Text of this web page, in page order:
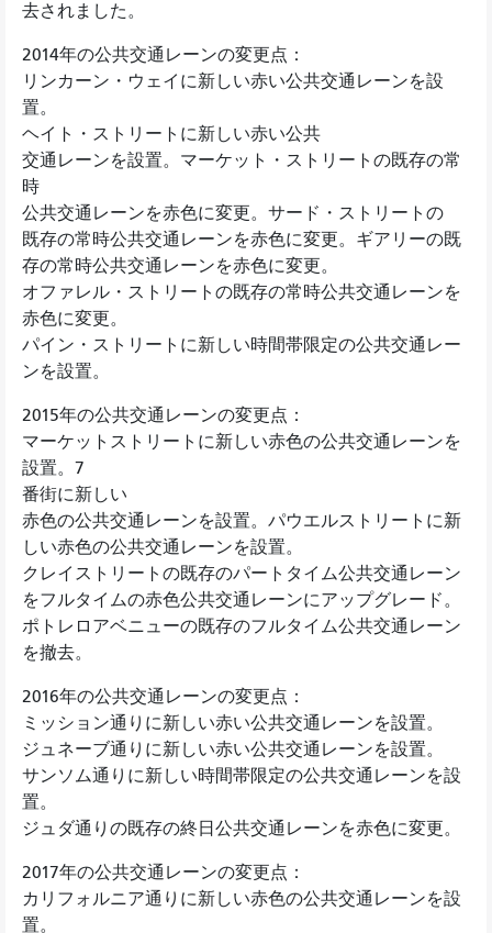
去されました。
2014年の公共交通レーンの変更点：
リンカーン・ウェイに新しい赤い公共交通レーンを設
置。
ヘイト・ストリートに新しい赤い公共
交通レーンを設置。マーケット・ストリートの既存の常
時
公共交通レーンを赤色に変更。サード・ストリートの
既存の常時公共交通レーンを赤色に変更。ギアリーの既
存の常時公共交通レーンを赤色に変更。
オファレル・ストリートの既存の常時公共交通レーンを
赤色に変更。
パイン・ストリートに新しい時間帯限定の公共交通レー
ンを設置。
2015年の公共交通レーンの変更点：
マーケットストリートに新しい赤色の公共交通レーンを
設置。7
番街に新しい
赤色の公共交通レーンを設置。パウエルストリートに新
しい赤色の公共交通レーンを設置。
クレイストリートの既存のパートタイム公共交通レーン
をフルタイムの赤色公共交通レーンにアップグレード。
ポトレロアベニューの既存のフルタイム公共交通レーン
を撤去。
2016年の公共交通レーンの変更点：
ミッション通りに新しい赤い公共交通レーンを設置。
ジュネーブ通りに新しい赤い公共交通レーンを設置。
サンソム通りに新しい時間帯限定の公共交通レーンを設
置。
ジュダ通りの既存の終日公共交通レーンを赤色に変更。
2017年の公共交通レーンの変更点：
カリフォルニア通りに新しい赤色の公共交通レーンを設
置。